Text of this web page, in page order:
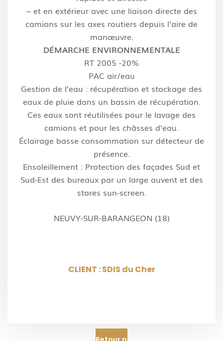
– et en extérieur avec une liaison directe des
camions sur les axes routiers depuis l’aire de
manœuvre.
DÉMARCHE ENVIRONNEMENTALE
RT 2005 -20%
PAC air/eau
Gestion de l’eau : récupération et stockage des
eaux de pluie dans un bassin de récupération.
Ces eaux sont réutilisées pour le lavage des
camions et pour les châsses d’eau.
Éclairage basse consommation sur détecteur de
présence.
Ensoleillement : Protection des façades Sud et
Sud-Est des bureaux par un large auvent et des
stores sun-screen.
NEUVY-SUR-BARANGEON (18)
CLIENT : SDIS du Cher